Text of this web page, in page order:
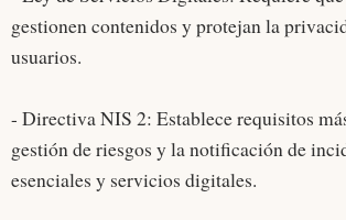
gestionen contenidos y protejan la
usuarios.
- Directiva NIS 2: Establece requisitos
gestión de riesgos y la notificación de
esenciales y servicios digitales.